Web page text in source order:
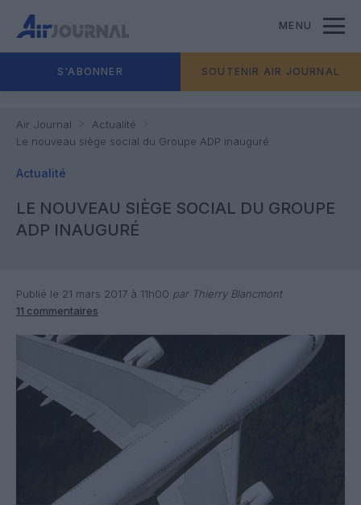
MENU
S'ABONNER SOUTENIR AIR JOURNAL
Air Journal
Actualité
Le nouveau siège social du Groupe ADP inauguré
Actualité
LE NOUVEAU SIÈGE SOCIAL DU GROUPE
ADP INAUGURÉ
Publié le 21 mars 2017 à 11h00 par Thierry Blancmont
11 commentaires